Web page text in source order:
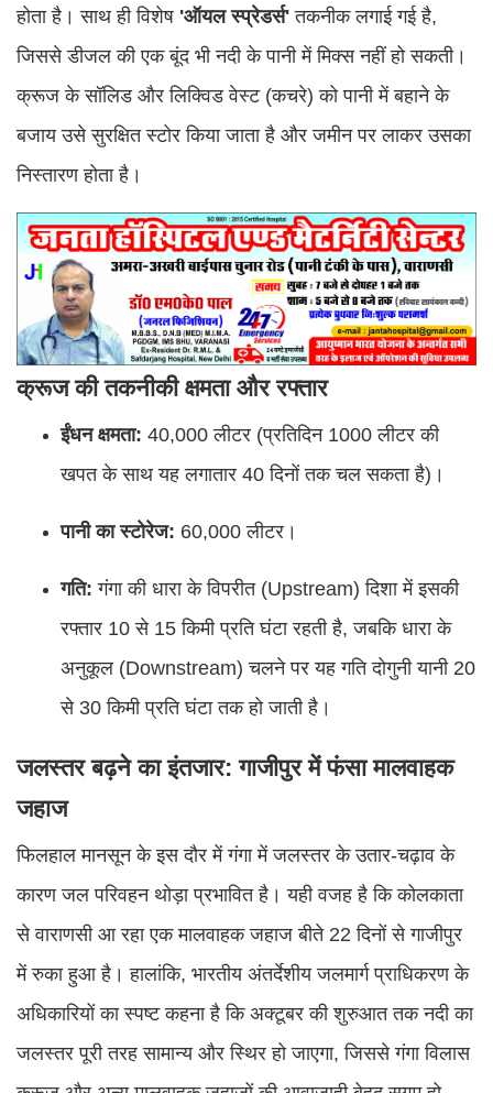
होता है। साथ ही विशेष 'ऑयल स्प्रेडर्स' तकनीक लगाई गई है,
जिससे डीजल की एक बूंद भी नदी के पानी में मिक्स नहीं हो सकती।
क्रूज के सॉलिड और लिक्विड वेस्ट (कचरे) को पानी में बहाने के
बजाय उसे सुरक्षित स्टोर किया जाता है और जमीन पर लाकर उसका
निस्तारण होता है।
क्रूज की तकनीकी क्षमता और रफ्तार
ईंधन क्षमता: 40,000 लीटर (प्रतिदिन 1000 लीटर की
खपत के साथ यह लगातार 40 दिनों तक चल सकता है)।
पानी का स्टोरेज: 60,000 लीटर।
गति: गंगा की धारा के विपरीत (Upstream) दिशा में इसकी
रफ्तार 10 से 15 किमी प्रति घंटा रहती है, जबकि धारा के
अनुकूल (Downstream) चलने पर यह गति दोगुनी यानी 20
से 30 किमी प्रति घंटा तक हो जाती है।
जलस्तर बढ़ने का इंतजार: गाजीपुर में फंसा मालवाहक
जहाज
फिलहाल मानसून के इस दौर में गंगा में जलस्तर के उतार-चढ़ाव के
कारण जल परिवहन थोड़ा प्रभावित है। यही वजह है कि कोलकाता
से वाराणसी आ रहा एक मालवाहक जहाज बीते 22 दिनों से गाजीपुर
में रुका हुआ है। हालांकि, भारतीय अंतर्देशीय जलमार्ग प्राधिकरण के
अधिकारियों का स्पष्ट कहना है कि अक्टूबर की शुरुआत तक नदी का
जलस्तर पूरी तरह सामान्य और स्थिर हो जाएगा, जिससे गंगा विलास